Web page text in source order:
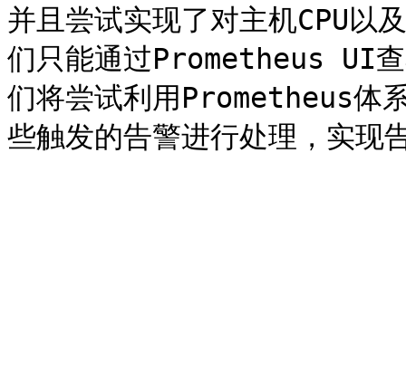
并且尝试实现了对主机CPU以
们只能通过Prometheus UI查
们将尝试利用Prometheus体